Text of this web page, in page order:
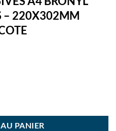
– 220X302MM
PANIER